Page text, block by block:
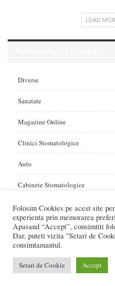
LOAD
Diverse
Sanatate
Magazine Online
Clinici Stomatologice
Auto
Cabinete Stomatologice
Home Auto
Va raportam cele mai bune oferte de
Online care va ajuta sa
Folosim Cookies pe acest site
experienta prin memorarea
Apasand “Accept”, consimtiti
Dar, puteti vizita "Setari de
consimtamantul.
Setari de Cookie Accept